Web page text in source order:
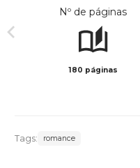
Nº de páginas
180 páginas
Tags: romance